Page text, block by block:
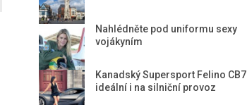
Nahlédněte pod uniformu sexy
vojákyním
Kanadský Supersport Felino CB7
ideální i na silniční provoz